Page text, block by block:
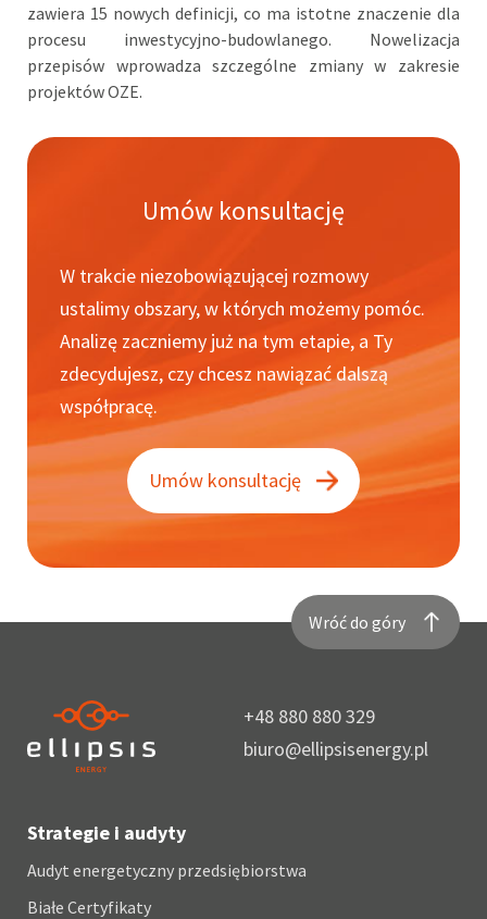
zawiera 15 nowych definicji, co ma istotne znaczenie dla
procesu inwestycyjno-budowlanego. Nowelizacja
przepisów wprowadza szczególne zmiany w zakresie
projektów OZE.
Umów konsultację
W trakcie niezobowiązującej rozmowy
ustalimy obszary, w których możemy pomóc.
Analizę zaczniemy już na tym etapie, a Ty
zdecydujesz, czy chcesz nawiązać dalszą
współpracę.
Umów konsultację
Wróć do góry
+48 880 880 329
biuro@ellipsisenergy.pl
Strategie i audyty
Audyt energetyczny przedsiębiorstwa
Białe Certyfikaty